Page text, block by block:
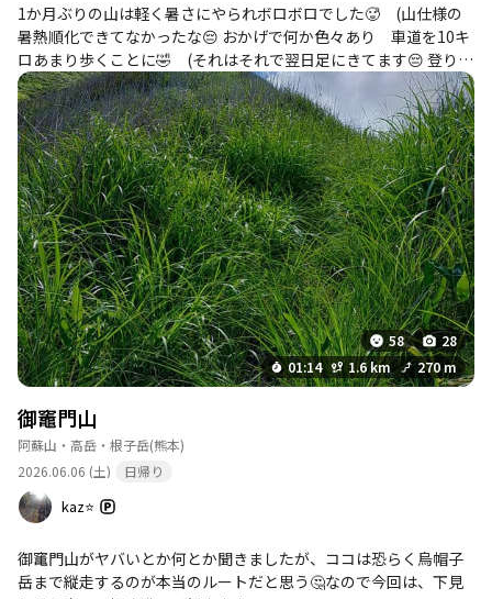
1か月ぶりの山は軽く暑さにやられボロボロでした🥵 (山仕様の
暑熱順化できてなかったな😔 おかげで何か色々あり 車道を10キ
ロあまり歩くことに🤣 (それはそれで翌日足にきてます😔 登りた
かった御竈門山に登りましたが、暑さと藪漕ぎと急登にフラフ
ラ。 楽しみにしてた細尾根味わうことができませんでした😔 な
んとか烏帽子岳には登頂し、今年やりたいことのひとつ阿蘇五岳
コンプリートはできました✨ 反省は色々ありますが阿蘇の絶景は
堪能できました😊
58
28
01:14
1.6 km 270 m
御竈門山
阿蘇山・高岳・根子岳(熊本)
2026.06.06 (土)
日帰り
kaz⭐
御竃門山がヤバいとか何とか聞きましたが、ココは恐らく烏帽子
岳まで縦走するのが本当のルートだと思う🤔なので今回は、下見